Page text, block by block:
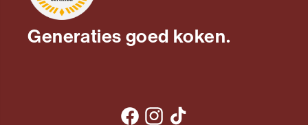
Generaties goed koken.